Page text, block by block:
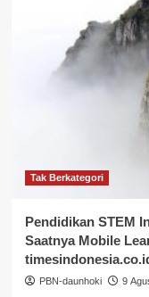
Tak Berkategori
Pendidikan STEM
Saatnya Mobile
PBN-daunhoki 9